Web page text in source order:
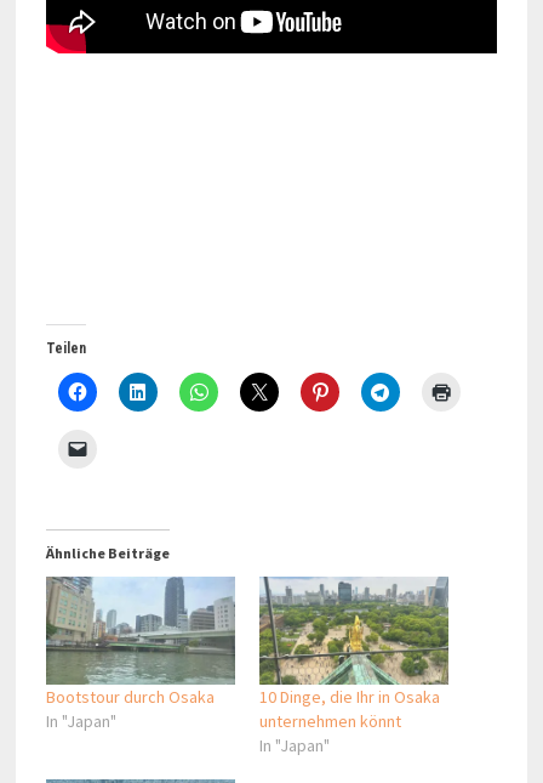
Teilen
Ähnliche Beiträge
Bootstour durch Osaka
In "Japan"
10 Dinge, die Ihr in Osaka
unternehmen könnt
In "Japan"